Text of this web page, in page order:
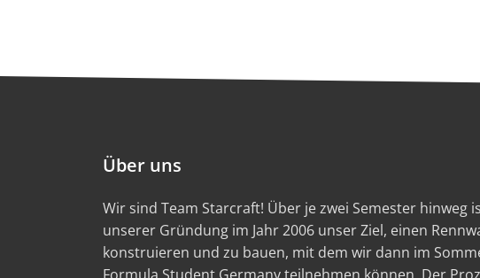
Über uns
Wir sind Team Starcraft! Über je zwei Semester hinweg
unserer Gründung im Jahr 2006 unser Ziel, einen
konstruieren und zu bauen, mit dem wir dann im